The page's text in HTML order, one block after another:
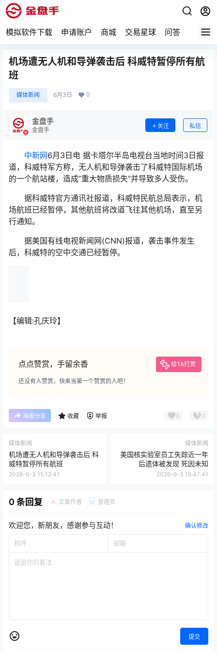
模拟软件下载 申请账户 商城 交易星球 问答 专题
机场遭无人机和导弹袭击后 科威特暂停所有航
班
媒体新闻 6月3日 0
金盘手
金盘手
关注 私信
中新网6月3日电 据卡塔尔半岛电视台当地时间3日报
道，科威特军方称，无人机和导弹袭击了科威特国际机场
的一个航站楼，造成“重大物质损失”并导致多人受伤。
据科威特官方通讯社报道，科威特民航总局表示，机
场航班已经暂停，其他航班将改道飞往其他机场，直至另
行通知。
据美国有线电视新闻网(CNN)报道，袭击事件发生
后，科威特的空中交通已经暂停。
【编辑:孔庆玲】
点点赞赏，手留余香 给TA打赏
还没有人赞赏，快来当第一个赞赏的人吧！
海报分享 收藏 举报 0 0
媒体新闻
机场遭无人机和导弹袭击后 科
威特暂停所有航班
2026-6-3 15:12:41
媒体新闻
美国核实验室员工失踪近一年
后遗体被发现 死因未知
2026-6-3 15:47:41
0 条回复 A 文章作者 M 管理员
欢迎您，新朋友，感谢参与互动！ 确认修改
提交